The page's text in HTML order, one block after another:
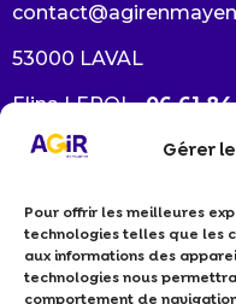
Gérer
Pour offrir les meilleures
technologies telles que les
aux informations des
technologies nous
comportement de
53000 LAVAL
Elina LEROI –06 61
Arlène GAUTRÉ –06
Je
Je suis un